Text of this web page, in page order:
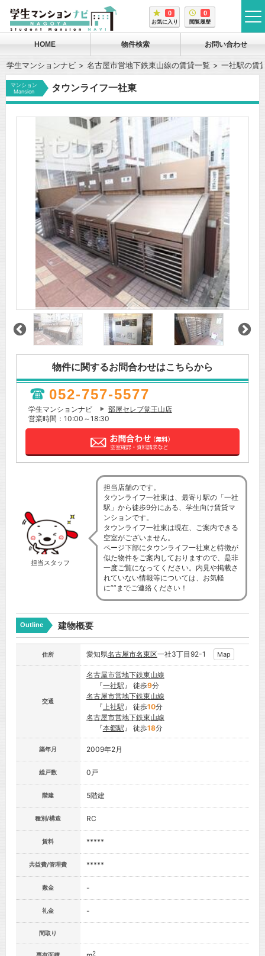
0
お気に入り
0
閲覧履歴
HOME 物件検索 お問い合わせ
学生マンションナビ 名古屋市営地下鉄東山線の賃貸一覧 一社駅の賃
マンション
Mansion
タウンライフ一社東
物件に関するお問合わせはこちらから
052-757-5577
学生マンションナビ
部屋セレブ覚王山店
営業時間：10:00～18:30
担当スタッフ
担当店舗のです。
タウンライフ一社東は、最寄り駅の「一社
駅」から徒歩9分にある、学生向け賃貸マ
ンションです。
タウンライフ一社東は現在、ご案内できる
空室がございません。
ページ下部にタウンライフ一社東と特徴が
似た物件をご案内しておりますので、是非
一度ご覧になってください。内見や掲載さ
れていない情報等については、お気軽
に””までご連絡ください！
Outline 建物概要
住所 愛知県名古屋市名東区一社3丁目92-1 Map
交通
名古屋市営地下鉄東山線
『一社駅』 徒歩9分
名古屋市営地下鉄東山線
『上社駅』 徒歩10分
名古屋市営地下鉄東山線
『本郷駅』 徒歩18分
築年月 2009年2月
総戸数 0戸
階建 5階建
種別/構造 RC
賃料 *****
共益費/管理費 *****
敷金 -
礼金 -
間取り
2